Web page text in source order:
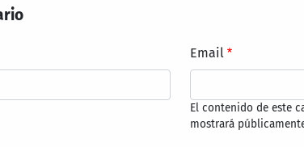
Email
El contenido de este
mostrará